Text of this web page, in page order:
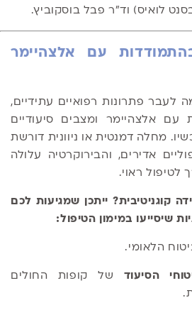
בסנט לואיס) וד"ר פבל בוסקוביץ.
עם אלצהיימר
לעבר פתרונות רפואיים עתידיים,
אלצהיימר ומצבים סיעודיים
מחלה דמנטית או ניוונית דורשת
אדירים, והבירוקרטיה עלולה
לטיפול ראוי.
קוגניטיבית? ייתכן שמגיעות לכם
שיסייעו במימון הטיפול:
הלאומי.
הסיעוד של קופות החולים